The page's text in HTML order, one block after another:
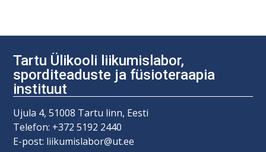
Tartu Ülikooli liikumislabor,
sporditeaduste ja füsioteraapia
instituut
Ujula 4, 51008 Tartu linn, Eesti
Telefon: +372 5192 2440
E-post: liikumislabor@ut.ee